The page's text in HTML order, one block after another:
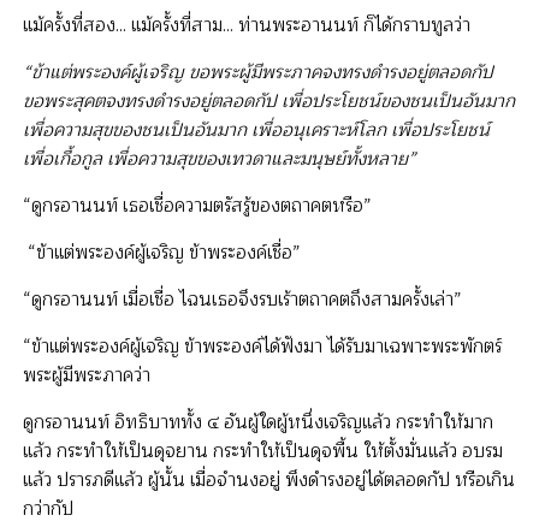
แม้ครั้งที่สอง... แม้ครั้งที่สาม... ท่านพระอานนท์ ก็ได้กราบทูลว่า
“ข้าแต่พระองค์ผู้เจริญ ขอพระผู้มีพระภาคจงทรงดำรงอยู่ตลอดกัป
ขอพระสุคตจงทรงดำรงอยู่ตลอดกัป เพื่อประโยชน์ของชนเป็นอันมาก
เพื่อความสุขของชนเป็นอันมาก เพื่ออนุเคราะห์โลก เพื่อประโยชน์
เพื่อเกื้อกูล เพื่อความสุขของเทวดาและมนุษย์ทั้งหลาย”
“ดูกรอานนท์ เธอเชื่อความตรัสรู้ของตถาคตหรือ”
“ข้าแต่พระองค์ผู้เจริญ ข้าพระองค์เชื่อ”
“ดูกรอานนท์ เมื่อเชื่อ ไฉนเธอจึงรบเร้าตถาคตถึงสามครั้งเล่า”
“ข้าแต่พระองค์ผู้เจริญ ข้าพระองค์ได้ฟังมา ได้รับมาเฉพาะพระพักตร์
พระผู้มีพระภาคว่า
ดูกรอานนท์ อิทธิบาททั้ง ๔ อันผู้ใดผู้หนึ่งเจริญแล้ว กระทำให้มาก
แล้ว กระทำให้เป็นดุจยาน กระทำให้เป็นดุจพื้น ให้ตั้งมั่นแล้ว อบรม
แล้ว ปรารภดีแล้ว ผู้นั้น เมื่อจำนงอยู่ พึงดำรงอยู่ได้ตลอดกัป หรือเกิน
กว่ากัป